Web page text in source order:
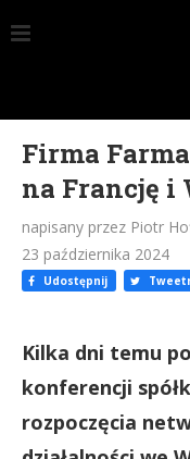
Firma
na Francję i
napisany przez Piotr
23 października 2024
Udostępnij
Kilka dni temu
konferencji
rozpoczęcia